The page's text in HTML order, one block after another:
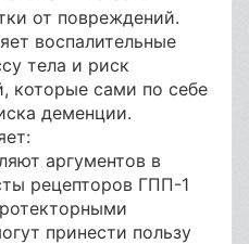
от повреждений.
воспалительные
тела и риск
которые сами по себе
деменции.
аргументов в
рецепторов ГПП-1
принести пользу